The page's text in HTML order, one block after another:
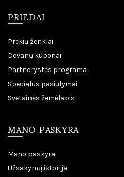
PRIEDAI
Prekių ženklai
Dovanų kuponai
Partnerystės programa
Specialūs pasiūlymai
Svetainės žemėlapis
MANO PASKYRA
Mano paskyra
Užsakymų istorija